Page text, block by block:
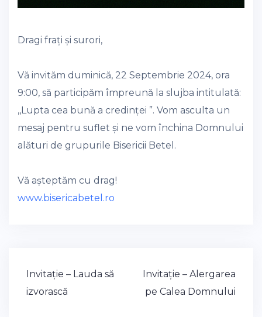
Dragi frați și surori,
Vă invităm duminică, 22 Septembrie 2024, ora
9:00, să participăm împreună la slujba intitulată:
,,Lupta cea bună a credinței ”. Vom asculta un
mesaj pentru suflet și ne vom închina Domnului
alături de grupurile Bisericii Betel.
Vă așteptăm cu drag!
www.bisericabetel.ro
Post
navigation
Invitație – Lauda să
izvorască
Invitație – Alergarea
pe Calea Domnului